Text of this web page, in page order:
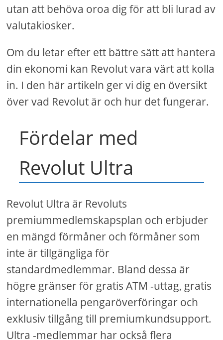
utan att behöva oroa dig för att bli lurad av
valutakiosker.
Om du letar efter ett bättre sätt att hantera
din ekonomi kan Revolut vara värt att kolla
in. I den här artikeln ger vi dig en översikt
över vad Revolut är och hur det fungerar.
Fördelar med
Revolut Ultra
Revolut Ultra är Revoluts
premiummedlemskapsplan och erbjuder
en mängd förmåner och förmåner som
inte är tillgängliga för
standardmedlemmar. Bland dessa är
högre gränser för gratis ATM -uttag, gratis
internationella pengaröverföringar och
exklusiv tillgång till premiumkundsupport.
Ultra -medlemmar har också flera